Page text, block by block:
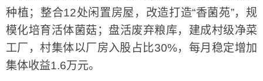
种植；整合12处闲置房屋，改造打造“香菌苑”，规
模化培育活体菌菇；盘活废弃粮库，建成村级净菜
工厂，村集体以厂房入股占比30%，每月稳定增加
集体收益1.6万元。